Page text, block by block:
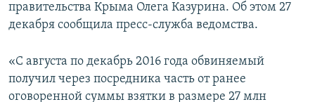
правительства Крыма Олега Казурина. Об этом 27
декабря сообщила пресс-служба ведомства.
«С августа по декабрь 2016 года обвиняемый
получил через посредника часть от ранее
оговоренной суммы взятки в размере 27 млн